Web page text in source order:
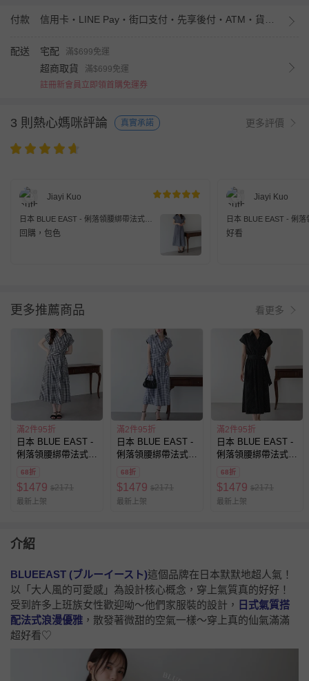
付款
配送 宅配 滿$699免運
超商取貨
滿$699免運
註冊新會員立即領首購免運券
3 則熱心媽咪評論 真實承諾 更多評價
Jiayi Kuo
日本 BLUE EAST - 俐落領腰綁帶法式袖
顯瘦洋裝-條紋-海軍藍
回購，包色
Jiayi Kuo
日本 BLUE EAST - 俐
顯瘦洋裝-黑
好看
更多推薦商品 看更多
滿2件95折
日本 BLUE EAST -
俐落領腰綁帶法式袖
顯瘦洋裝-小格子-黑
68折
$1479 $2171
最新上架
滿2件95折
日本 BLUE EAST -
俐落領腰綁帶法式袖
顯瘦洋裝-小格子-藍
68折
$1479 $2171
最新上架
滿2件95折
日本 BLUE EAST -
俐落領腰綁帶法式袖
顯瘦洋裝-波點-黑
68折
$1479 $2171
最新上架
介紹
BLUEEAST (ブルーイースト)這個品牌在日本默默地超人氣！
以「大人風的可愛感」為設計核心概念，穿上氣質真的好好！
受到許多上班族女性歡迎呦～他們家服裝的設計， 日式氣質搭
配法式浪漫優雅 ，散發著微甜的空氣一樣～穿上真的仙氣滿滿
超好看♡